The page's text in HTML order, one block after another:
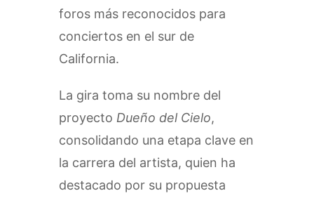
foros más reconocidos para
conciertos en el sur de
California.
La gira toma su nombre del
proyecto Dueño del Cielo,
consolidando una etapa clave en
la carrera del artista, quien ha
destacado por su propuesta